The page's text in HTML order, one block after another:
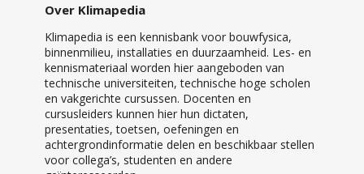
Over Klimapedia
Klimapedia is een kennisbank voor bouwfysica,
binnenmilieu, installaties en duurzaamheid. Les- en
kennismateriaal worden hier aangeboden van
technische universiteiten, technische hoge scholen
en vakgerichte cursussen. Docenten en
cursusleiders kunnen hier hun dictaten,
presentaties, toetsen, oefeningen en
achtergrondinformatie delen en beschikbaar stellen
voor collega’s, studenten en andere